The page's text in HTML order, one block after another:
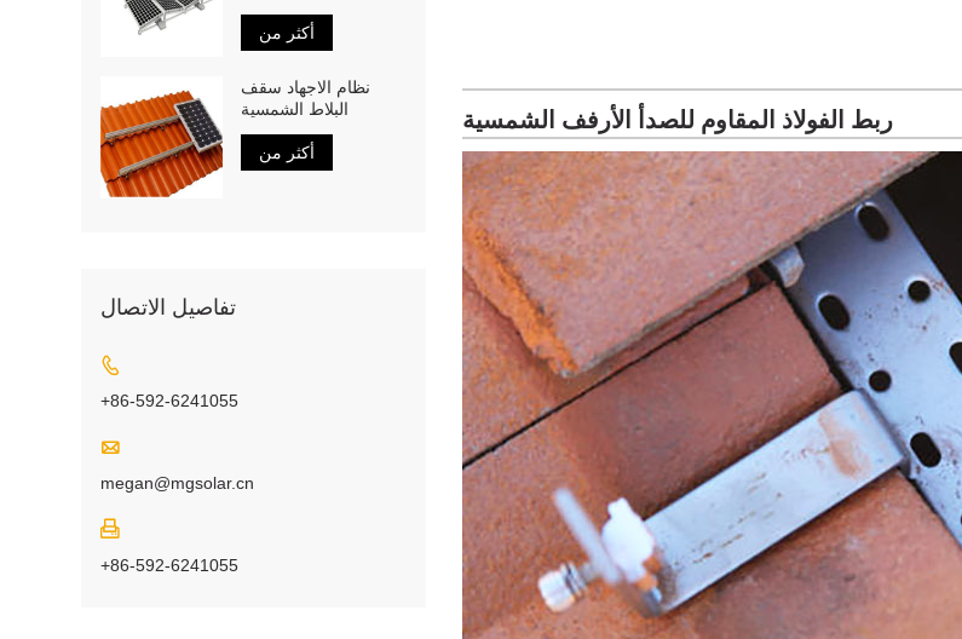
ربط الفولاذ المقاوم للصدأ الأرفف الشمسية
أكثر من
نظام الاجهاد سقف
البلاط الشمسية
أكثر من
تفاصيل الاتصال

+86-592-6241055

megan@mgsolar.cn

+86-592-6241055